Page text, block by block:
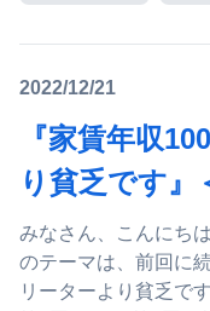
2022/12/21
『家賃年収
り貧乏です』
みなさん、こんにちは
のテーマは、前回に続き、、 『家賃年収
リーターより貧乏です』 をお送りしてきます！ 本